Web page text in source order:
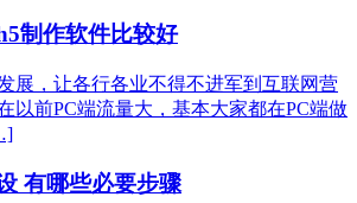
制作软件比较好
展，让各行各业不得不进军到互联网营
以前PC端流量大，基本大家都在PC端做
有哪些必要步骤